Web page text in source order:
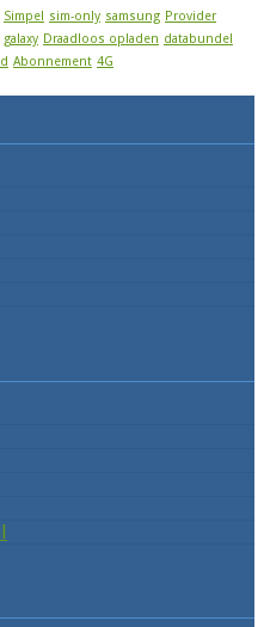
Simpel sim-only samsung Provider
galaxy Draadloos opladen databundel
Abonnement 4G